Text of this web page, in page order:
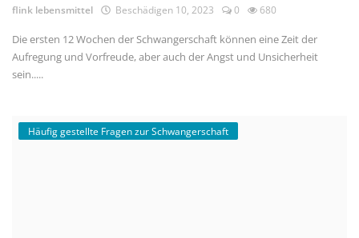
flink lebensmittel Beschädigen 10, 2023 0 680
Die ersten 12 Wochen der Schwangerschaft können eine Zeit der
Aufregung und Vorfreude, aber auch der Angst und Unsicherheit
sein.....
Häufig gestellte Fragen zur Schwangerschaft